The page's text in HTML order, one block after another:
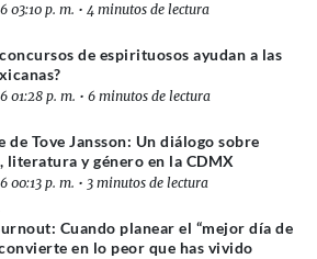
03:10 p. m. • 4 minutos de lectura
de espirituosos ayudan a las
01:28 p. m. • 6 minutos de lectura
de Tove Jansson: Un diálogo sobre
literatura y género en la CDMX
00:13 p. m. • 3 minutos de lectura
Cuando planear el “mejor día de
en lo peor que has vivido